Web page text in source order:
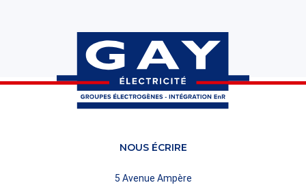
NOUS ÉCRIRE
5 Avenue Ampère